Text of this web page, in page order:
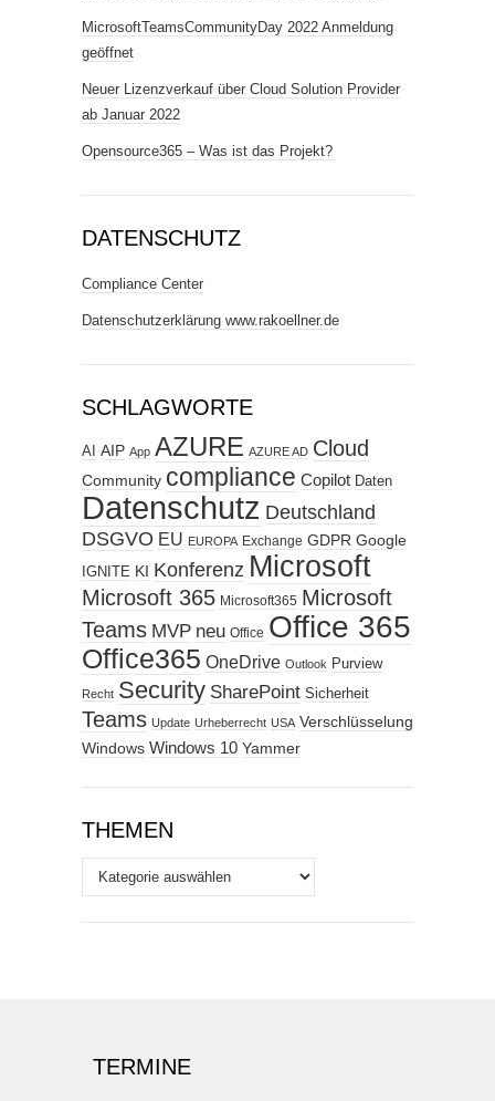
MicrosoftTeamsCommunityDay 2022 Anmeldung
geöffnet
Neuer Lizenzverkauf über Cloud Solution Provider
ab Januar 2022
Opensource365 – Was ist das Projekt?
DATENSCHUTZ
Compliance Center
Datenschutzerklärung www.rakoellner.de
SCHLAGWORTE
AI AIP App AZURE AZURE AD Cloud
Community compliance Copilot Daten
Datenschutz Deutschland
DSGVO EU EUROPA Exchange GDPR Google
IGNITE KI Konferenz Microsoft
Microsoft 365 Microsoft365 Microsoft
Teams MVP neu Office Office 365
Office365 OneDrive Outlook Purview
Recht Security SharePoint Sicherheit
Teams Update Urheberrecht USA Verschlüsselung
Windows Windows 10 Yammer
THEMEN
Themen
TERMINE